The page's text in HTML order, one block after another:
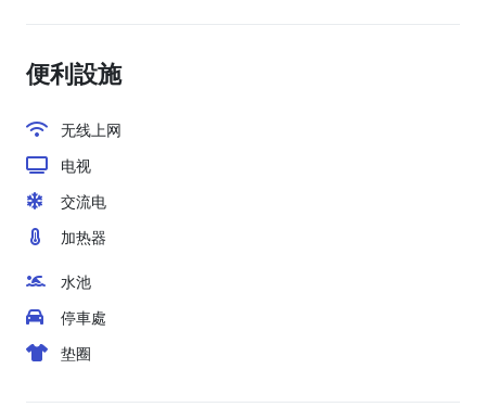
便利設施
无线上网
电视
交流电
加热器
水池
停車處
垫圈